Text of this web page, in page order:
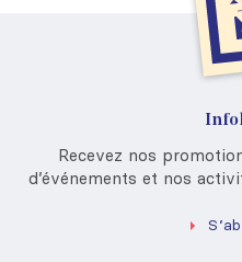
Recevez nos
d’événements et nos